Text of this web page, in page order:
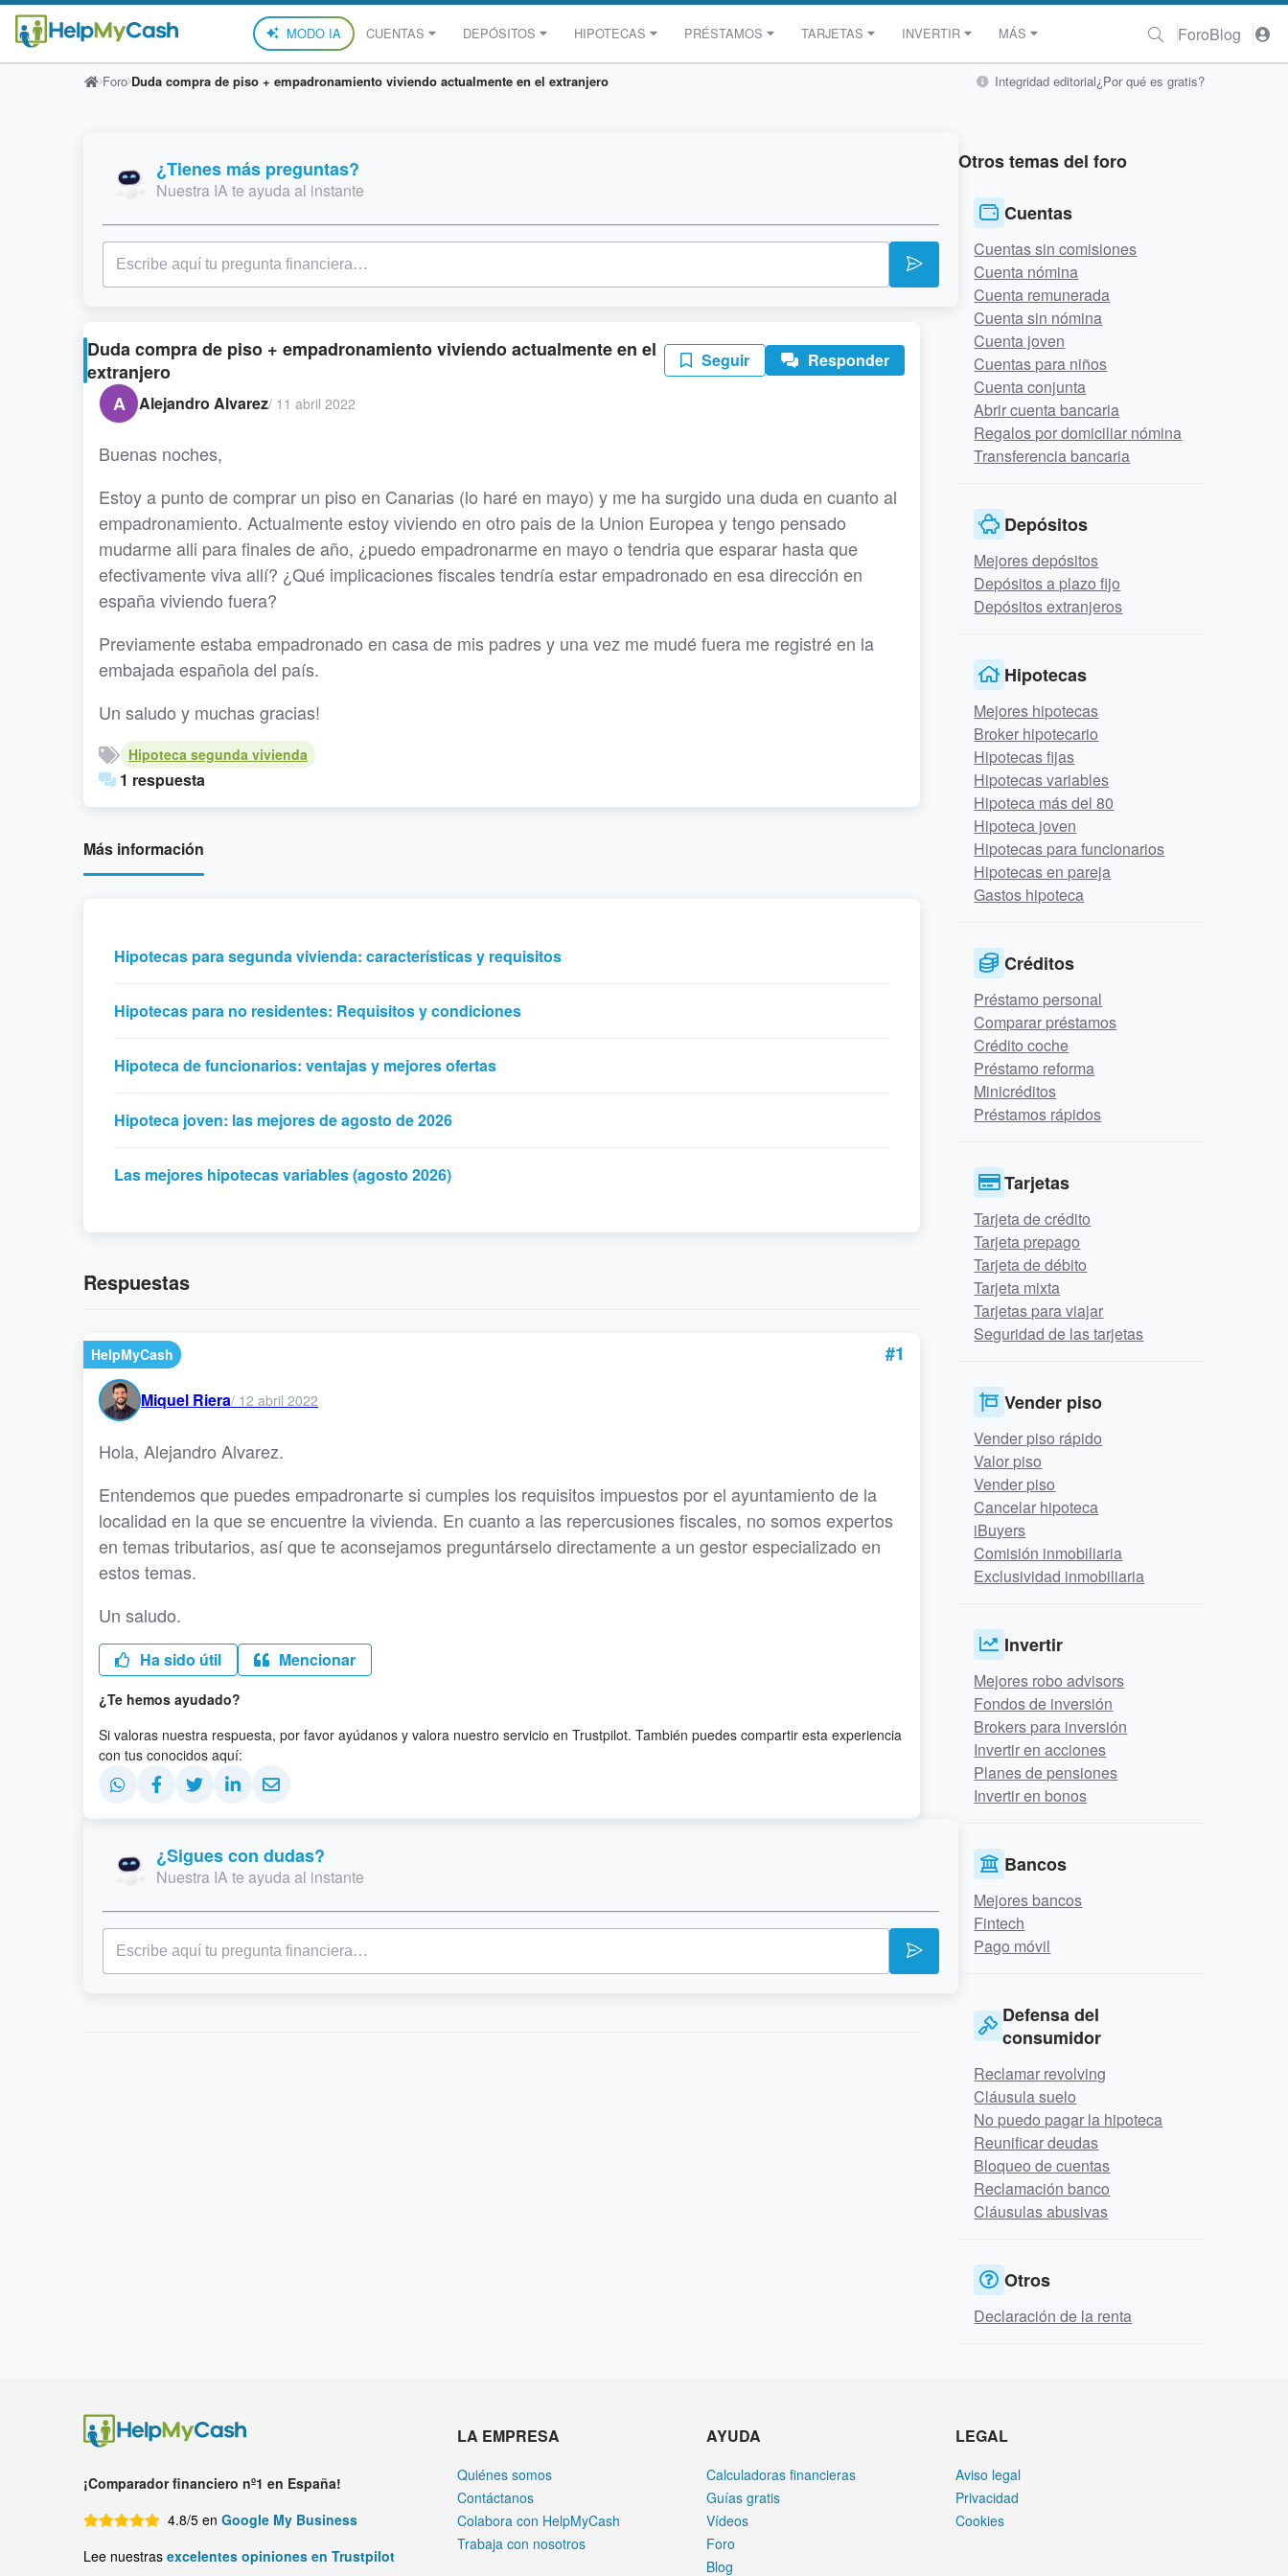
MODO IA CUENTAS DEPÓSITOS HIPOTECAS PRÉSTAMOS TARJETAS INVERTIR MÁS ForoBlog
Integridad editorial¿Por qué es gratis?
Foro Duda compra de piso + empadronamiento viviendo actualmente en el extranjero
¿Tienes más preguntas?
Nuestra IA te ayuda al instante
Duda compra de piso + empadronamiento viviendo actualmente en el
extranjero
Seguir Responder
A Alejandro Alvarez/ 11 abril 2022
Buenas noches,
Estoy a punto de comprar un piso en Canarias (lo haré en mayo) y me ha surgido una duda en cuanto al
empadronamiento. Actualmente estoy viviendo en otro pais de la Union Europea y tengo pensado
mudarme alli para finales de año, ¿puedo empadronarme en mayo o tendria que esparar hasta que
efectivamente viva allí? ¿Qué implicaciones fiscales tendría estar empadronado en esa dirección en
españa viviendo fuera?
Previamente estaba empadronado en casa de mis padres y una vez me mudé fuera me registré en la
embajada española del país.
Un saludo y muchas gracias!
Hipoteca segunda vivienda
1 respuesta
Más información
Hipotecas para segunda vivienda: características y requisitos
Hipotecas para no residentes: Requisitos y condiciones
Hipoteca de funcionarios: ventajas y mejores ofertas
Hipoteca joven: las mejores de agosto de 2026
Las mejores hipotecas variables (agosto 2026)
Respuestas
HelpMyCash #1
Miquel Riera/ 12 abril 2022
Hola, Alejandro Alvarez.
Entendemos que puedes empadronarte si cumples los requisitos impuestos por el ayuntamiento de la
localidad en la que se encuentre la vivienda. En cuanto a las repercusiones fiscales, no somos expertos
en temas tributarios, así que te aconsejamos preguntárselo directamente a un gestor especializado en
estos temas.
Un saludo.
Ha sido útil Mencionar
¿Te hemos ayudado?
Si valoras nuestra respuesta, por favor ayúdanos y valora nuestro servicio en Trustpilot. También puedes compartir esta experiencia
con tus conocidos aquí:
¿Sigues con dudas?
Nuestra IA te ayuda al instante
Otros temas del foro
Cuentas
Cuentas sin comisiones
Cuenta nómina
Cuenta remunerada
Cuenta sin nómina
Cuenta joven
Cuentas para niños
Cuenta conjunta
Abrir cuenta bancaria
Regalos por domiciliar nómina
Transferencia bancaria
Depósitos
Mejores depósitos
Depósitos a plazo fijo
Depósitos extranjeros
Hipotecas
Mejores hipotecas
Broker hipotecario
Hipotecas fijas
Hipotecas variables
Hipoteca más del 80
Hipoteca joven
Hipotecas para funcionarios
Hipotecas en pareja
Gastos hipoteca
Créditos
Préstamo personal
Comparar préstamos
Crédito coche
Préstamo reforma
Minicréditos
Préstamos rápidos
Tarjetas
Tarjeta de crédito
Tarjeta prepago
Tarjeta de débito
Tarjeta mixta
Tarjetas para viajar
Seguridad de las tarjetas
Vender piso
Vender piso rápido
Valor piso
Vender piso
Cancelar hipoteca
iBuyers
Comisión inmobiliaria
Exclusividad inmobiliaria
Invertir
Mejores robo advisors
Fondos de inversión
Brokers para inversión
Invertir en acciones
Planes de pensiones
Invertir en bonos
Bancos
Mejores bancos
Fintech
Pago móvil
Defensa del
consumidor
Reclamar revolving
Cláusula suelo
No puedo pagar la hipoteca
Reunificar deudas
Bloqueo de cuentas
Reclamación banco
Cláusulas abusivas
Otros
Declaración de la renta
¡Comparador financiero nº1 en España!
4.8/5 en Google My Business
Lee nuestras excelentes opiniones en Trustpilot
LA EMPRESA
Quiénes somos
Contáctanos
Colabora con HelpMyCash
Trabaja con nosotros
AYUDA
Calculadoras financieras
Guías gratis
Vídeos
Foro
Blog
LEGAL
Aviso legal
Privacidad
Cookies